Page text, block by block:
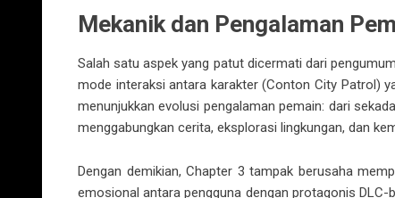
Mekanik dan Pengalaman
Salah satu aspek yang patut dicermati dari
mode interaksi antara karakter (Conton City Patrol)
menunjukkan evolusi pengalaman pemain: dari
menggabungkan cerita, eksplorasi lingkungan, dan
Dengan demikian, Chapter 3 tampak berusaha
emosional antara pengguna dengan protagonis